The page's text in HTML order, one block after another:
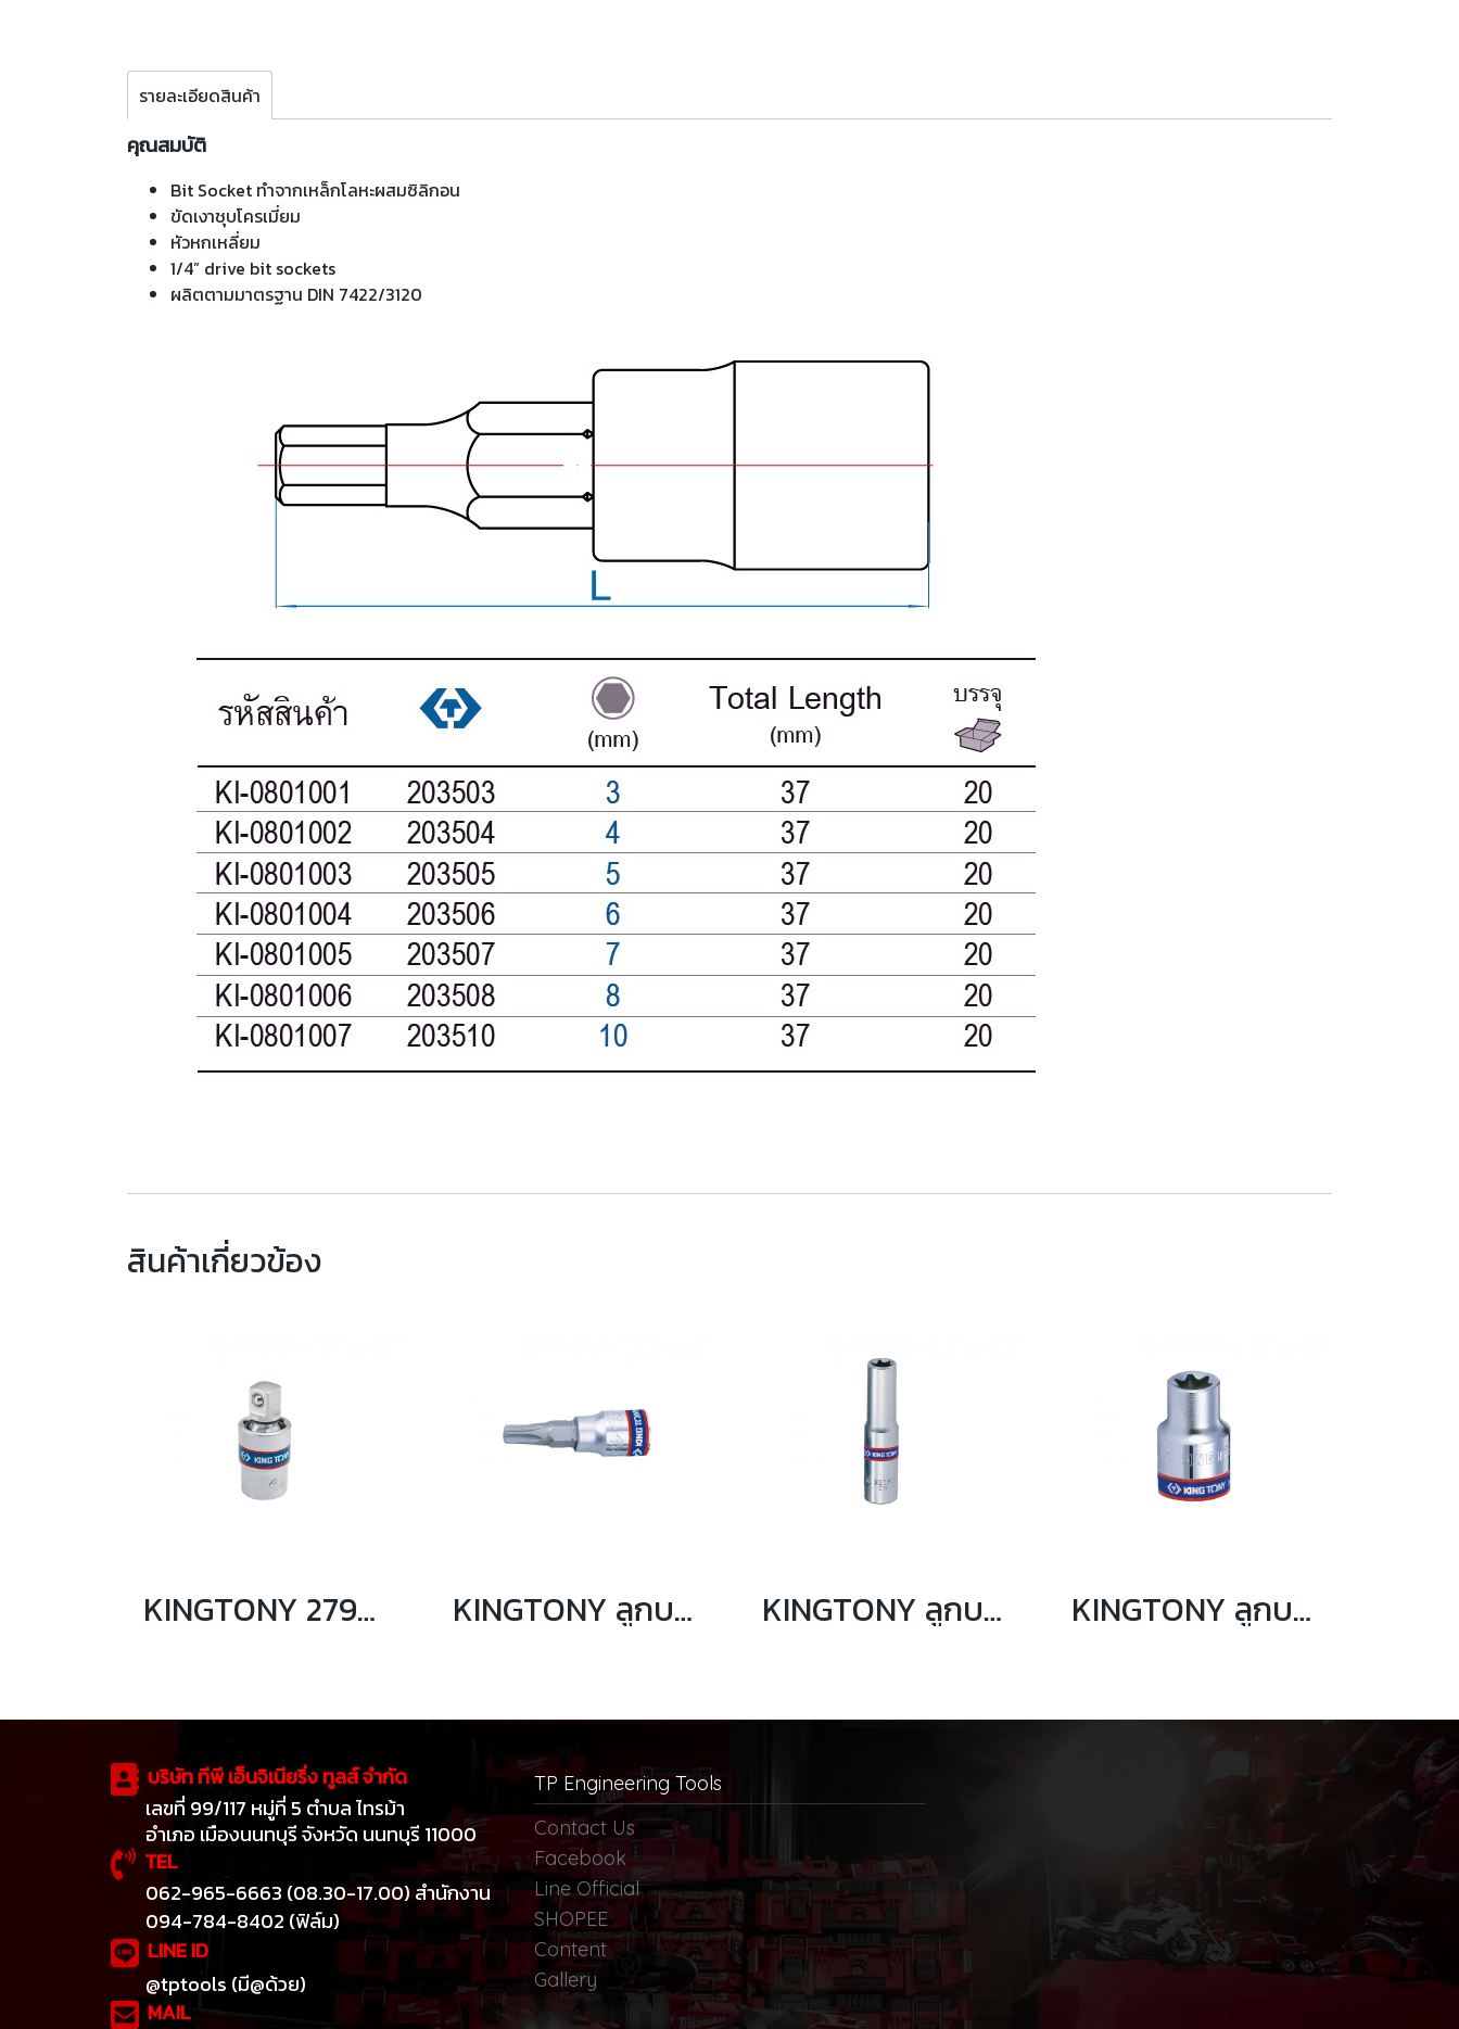
รายละเอียดสินค้า
คุณสมบัติ
Bit Socket ทำจากเหล็กโลหะผสมซิลิกอน
ขัดเงาชุบโครเมี่ยม
หัวหกเหลี่ยม
1/4” drive bit sockets
ผลิตตามมาตรฐาน DIN 7422/3120
สินค้าเกี่ยวข้อง
KINGTONY 2793 ข้ออ่อนบล็อกหัวบอล 1/4 นิ้ว KINGTONY ลูกบล็อกเดือยโผล่ท็อคสั้น รู 1/4” ขนาด T8 ถึง T40 KINGTONY ลูกบล็อกท็อค ยาว รู 1/4” ขนาด E4 ถึง E8 KINGTONY ลูกบล็อกท็อคสั้น รู 1/4” ขนาด E4 ถึง E8
บริษัท ทีพี เอ็นจิเนียริ่ง ทูลส์ จำกัด
เลขที่ 99/117 หมู่ที่ 5 ตำบล ไทรม้า
อำเภอ เมืองนนทบุรี จังหวัด นนทบุรี 11000
TEL
062-965-6663 (08.30-17.00) สำนักงาน
094-784-8402 (ฟิล์ม)
LINE ID
@tptools (มี@ด้วย)
MAIL
TP Engineering Tools
Contact Us
Facebook
Line Official
SHOPEE
Content
Gallery